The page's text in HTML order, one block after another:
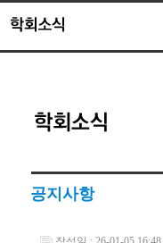
공지사항